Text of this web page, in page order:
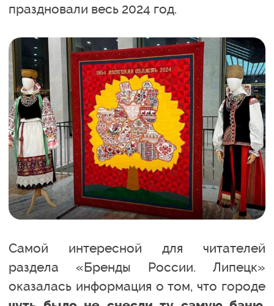
праздновали весь 2024 год.
Самой интересной для читателей
раздела «Бренды России. Липецк»
оказалась информация о том, что городе